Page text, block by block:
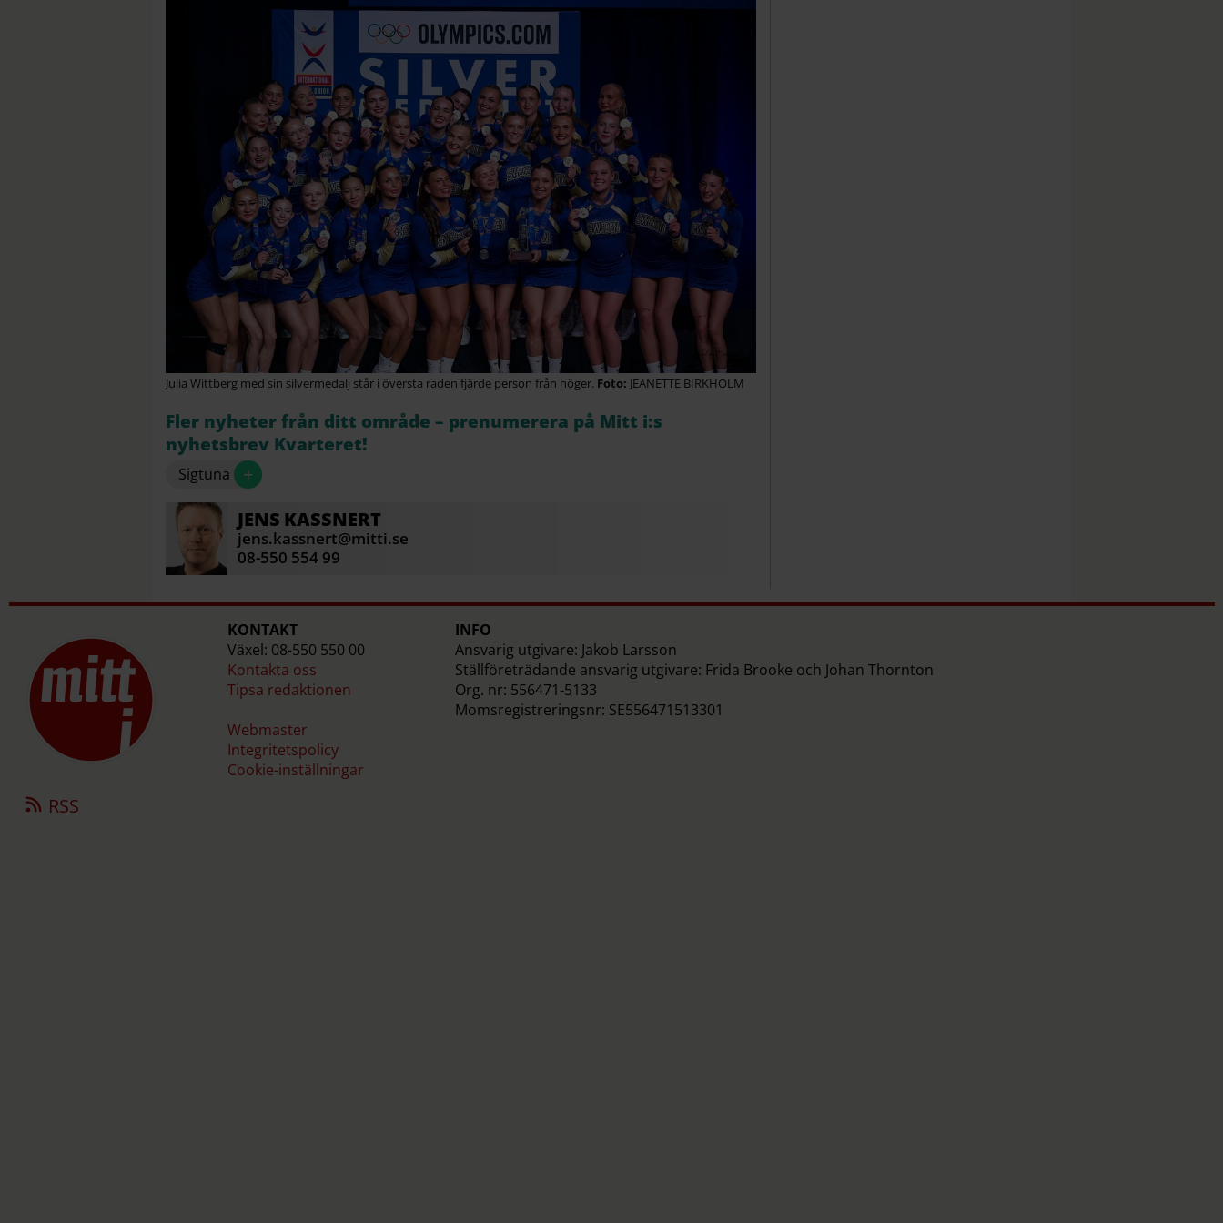
Julia Wittberg med sin silvermedalj står i översta raden fjärde person från höger. JEANETTE BIRKHOLM
Fler nyheter från ditt område – prenumerera på Mitt i:s
nyhetsbrev Kvarteret!
Sigtuna +
JENS KASSNERT
jens.kassnert@mitti.se
08-550 554 99
KONTAKT
Växel: 08-550 550 00
Kontakta oss
Tipsa redaktionen
Webmaster
Integritetspolicy
Cookie-inställningar
INFO
Ansvarig utgivare: Jakob Larsson
Ställföreträdande ansvarig utgivare: Frida Brooke och Johan Thornton
Org. nr: 556471-5133
Momsregistreringsnr: SE556471513301
RSS